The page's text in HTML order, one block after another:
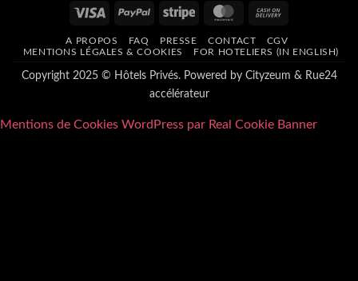
Visa PayPal Stripe MasterCard
Delivery
A PROPOS FAQ PRESSE CONTACT
CGV
MENTIONS LÉGALES & COOKIES
FOR HOTELIERS (IN ENGLISH)
Copyright 2025 © Hôtels Privés. Powered by Cityzeum & Rue24
accélérateur
Mentions de Cookies WordPress par Real Cookie Banner